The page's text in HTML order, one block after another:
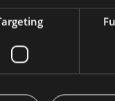
25%
und Tag, welche